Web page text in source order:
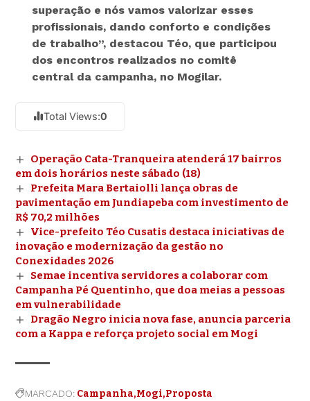
superação e nós vamos valorizar esses
profissionais, dando conforto e condições
de trabalho”, destacou Téo, que participou
dos encontros realizados no comitê
central da campanha, no Mogilar.
Total Views:0
Operação Cata-Tranqueira atenderá 17 bairros
em dois horários neste sábado (18)
Prefeita Mara Bertaiolli lança obras de
pavimentação em Jundiapeba com investimento de
R$ 70,2 milhões
Vice-prefeito Téo Cusatis destaca iniciativas de
inovação e modernização da gestão no
Conexidades 2026
Semae incentiva servidores a colaborar com
Campanha Pé Quentinho, que doa meias a pessoas
em vulnerabilidade
Dragão Negro inicia nova fase, anuncia parceria
com a Kappa e reforça projeto social em Mogi
MARCADO: Campanha Mogi Proposta